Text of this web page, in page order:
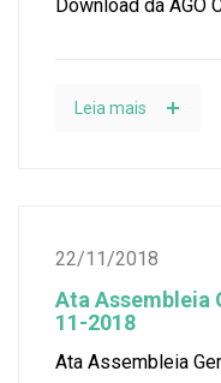
Download da AGO
Leia mais
22/11/2018
Ata Assembleia
11-2018
Ata Assembleia